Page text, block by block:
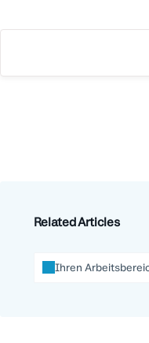
Related Articles
Ihren